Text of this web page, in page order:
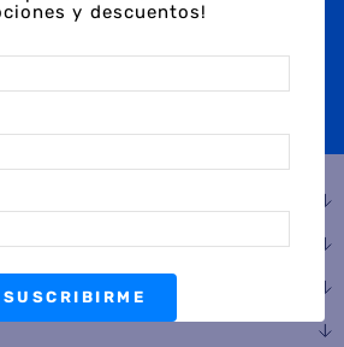
y descuentos!
SUSCRIBIRME